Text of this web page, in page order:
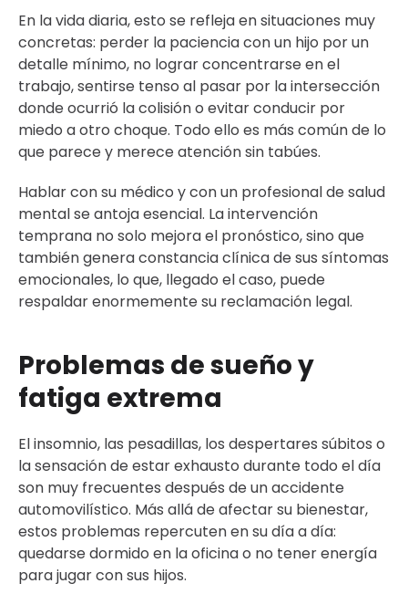
En la vida diaria, esto se refleja en situaciones muy
concretas: perder la paciencia con un hijo por un
detalle mínimo, no lograr concentrarse en el
trabajo, sentirse tenso al pasar por la intersección
donde ocurrió la colisión o evitar conducir por
miedo a otro choque. Todo ello es más común de lo
que parece y merece atención sin tabúes.
Hablar con su médico y con un profesional de salud
mental se antoja esencial. La intervención
temprana no solo mejora el pronóstico, sino que
también genera constancia clínica de sus síntomas
emocionales, lo que, llegado el caso, puede
respaldar enormemente su reclamación legal.
Problemas de sueño y
fatiga extrema
El insomnio, las pesadillas, los despertares súbitos o
la sensación de estar exhausto durante todo el día
son muy frecuentes después de un accidente
automovilístico. Más allá de afectar su bienestar,
estos problemas repercuten en su día a día:
quedarse dormido en la oficina o no tener energía
para jugar con sus hijos.